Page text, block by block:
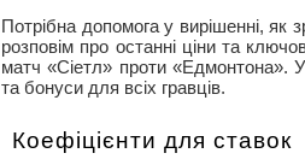
Потрібна допомога у вирішенні,
розповім про останні ціни та
матч «Сіетл» проти «Едмонтона».
та бонуси для всіх гравців.
Коефіцієнти для ставок